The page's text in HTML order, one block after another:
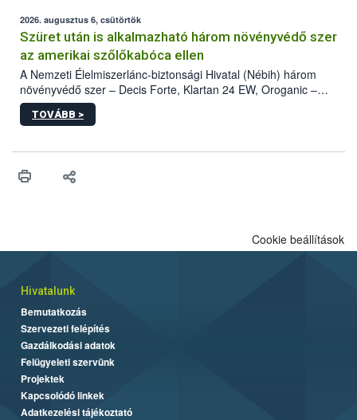
az intenzív felderítést, emellett az intézkedéseket a szlovák
hatósággal is összehangolják a terjedés megállítása érdekében.
2026. augusztus 6, csütörtök
Szüret után is alkalmazható három növényvédő szer
az amerikai szőlőkabóca ellen
A Nemzeti Élelmiszerlánc-biztonsági Hivatal (Nébih) három
növényvédő szer – Decis Forte, Klartan 24 EW, Oroganic –
engedélyokiratát módosította, így azok a szüretet követően,
egészen a vesszőérettség (BBCH 91) stádiumáig
érésű szőlőkben is legyen lehetőség a károsító elleni további
felhasználók számára is elérhető és ökológiai termesztésben is
TOVÁBB >
Cookie beállítások
Hivatalunk
Bemutatkozás
Szervezeti felépítés
Gazdálkodási adatok
Felügyeleti szervünk
Projektek
Kapcsolódó linkek
Adatkezelési tájékoztató